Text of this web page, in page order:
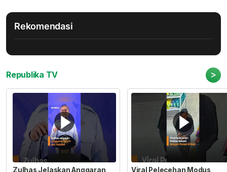
Rekomendasi
Republika TV >
Zulhas Jelaskan Anggaran
Viral Pelecehan Modus